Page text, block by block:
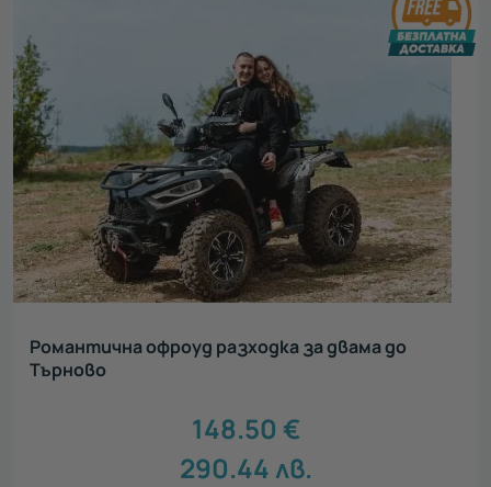
Романтична офроуд разходка за двама до
Търново
148.50 €
290.44лв.